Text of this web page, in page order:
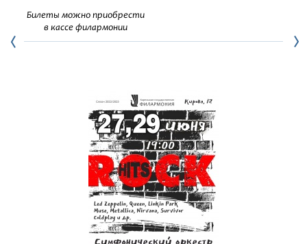
Билеты можно приобрести
в кассе филармонии